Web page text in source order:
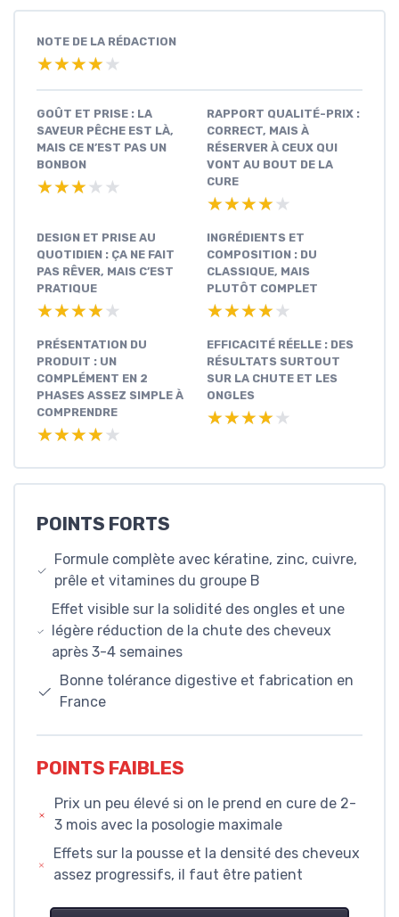
NOTE DE LA RÉDACTION
★★★★★
★★★★★
GOÛT ET PRISE : LA
SAVEUR PÊCHE EST LÀ,
MAIS CE N’EST PAS UN
BONBON
★★★★★
★★★★★
RAPPORT QUALITÉ-PRIX :
CORRECT, MAIS À
RÉSERVER À CEUX QUI
VONT AU BOUT DE LA
CURE
★★★★★
★★★★★
DESIGN ET PRISE AU
QUOTIDIEN : ÇA NE FAIT
PAS RÊVER, MAIS C’EST
PRATIQUE
★★★★★
★★★★★
INGRÉDIENTS ET
COMPOSITION : DU
CLASSIQUE, MAIS
PLUTÔT COMPLET
★★★★★
★★★★★
PRÉSENTATION DU
PRODUIT : UN
COMPLÉMENT EN 2
PHASES ASSEZ SIMPLE À
COMPRENDRE
★★★★★
★★★★★
EFFICACITÉ RÉELLE : DES
RÉSULTATS SURTOUT
SUR LA CHUTE ET LES
ONGLES
★★★★★
★★★★★
POINTS FORTS
Formule complète avec kératine, zinc, cuivre,
prêle et vitamines du groupe B
Effet visible sur la solidité des ongles et une
légère réduction de la chute des cheveux
après 3-4 semaines
Bonne tolérance digestive et fabrication en
France
POINTS FAIBLES
Prix un peu élevé si on le prend en cure de 2-
3 mois avec la posologie maximale
Effets sur la pousse et la densité des cheveux
assez progressifs, il faut être patient